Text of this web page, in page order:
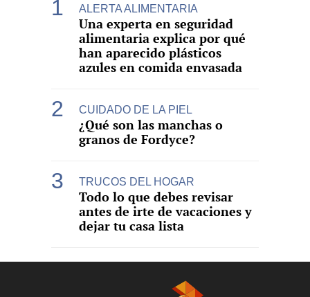
ALERTA ALIMENTARIA
Una experta en seguridad
alimentaria explica por qué
han aparecido plásticos
azules en comida envasada
CUIDADO DE LA PIEL
¿Qué son las manchas o
granos de Fordyce?
TRUCOS DEL HOGAR
Todo lo que debes revisar
antes de irte de vacaciones y
dejar tu casa lista